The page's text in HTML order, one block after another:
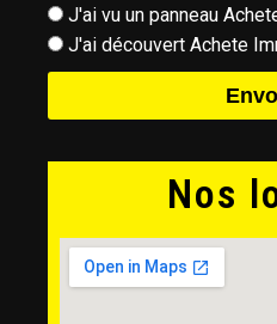
J'ai vu un panneau
J'ai découvert Achete
Nos